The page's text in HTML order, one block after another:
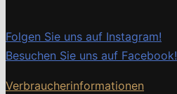
Folgen Sie uns auf Instagram!
Besuchen Sie uns auf Facebook!
Verbraucherinformationen